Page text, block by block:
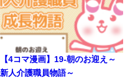
【4コマ漫画】19-朝のお迎え～
新人介護職員物語～